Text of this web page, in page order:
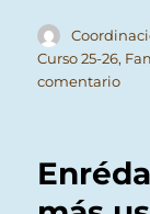
Autor
Curso 25-26,
comentarioen
Día